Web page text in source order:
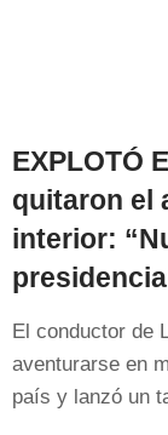
EXPLOTÓ
quitaron el
interior:
El conductor de
aventurarse en
país y lanzó un